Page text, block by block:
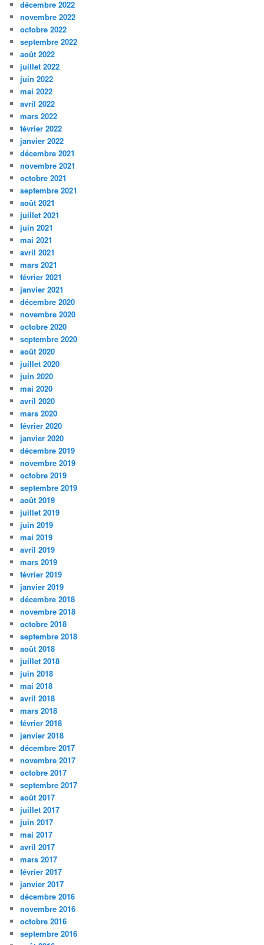
décembre 2022
novembre 2022
octobre 2022
septembre 2022
août 2022
juillet 2022
juin 2022
mai 2022
avril 2022
mars 2022
février 2022
janvier 2022
décembre 2021
novembre 2021
octobre 2021
septembre 2021
août 2021
juillet 2021
juin 2021
mai 2021
avril 2021
mars 2021
février 2021
janvier 2021
décembre 2020
novembre 2020
octobre 2020
septembre 2020
août 2020
juillet 2020
juin 2020
mai 2020
avril 2020
mars 2020
février 2020
janvier 2020
décembre 2019
novembre 2019
octobre 2019
septembre 2019
août 2019
juillet 2019
juin 2019
mai 2019
avril 2019
mars 2019
février 2019
janvier 2019
décembre 2018
novembre 2018
octobre 2018
septembre 2018
août 2018
juillet 2018
juin 2018
mai 2018
avril 2018
mars 2018
février 2018
janvier 2018
décembre 2017
novembre 2017
octobre 2017
septembre 2017
août 2017
juillet 2017
juin 2017
mai 2017
avril 2017
mars 2017
février 2017
janvier 2017
décembre 2016
novembre 2016
octobre 2016
septembre 2016